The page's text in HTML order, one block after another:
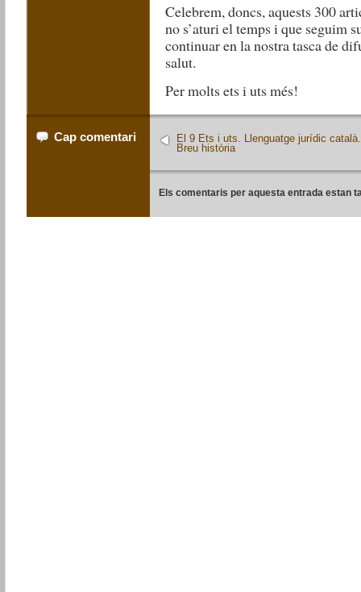
Celebrem, doncs, aquests 300
no s’aturi el temps i que seguim
continuar en la nostra tasca de
salut.
Per molts ets i uts més!
Cap comentari
El 9 Ets i uts. Llenguatge jurídic català.
Breu història
Els comentaris per aquesta entrada estan